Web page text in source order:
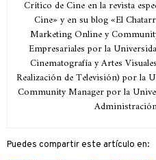
Crítico de Cine en la revista
Cine» y en su blog «El
Marketing Online y
Empresariales por la
Cinematografía y Artes
Realización de Televisión) por la
Community Manager por la
Puedes compartir este artículo en: